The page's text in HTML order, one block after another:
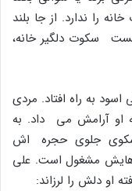
را ندارد. از جا بلند
سکوت دلگیر خانه،
به راه افتاد. مردى
او آرامش مى داد. به
جلوى حجره اش
مشغول است. على
او دلش را لرزاند: